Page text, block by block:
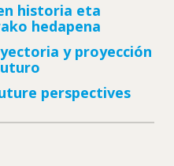
historia eta
hedapena
y proyección
perspectives